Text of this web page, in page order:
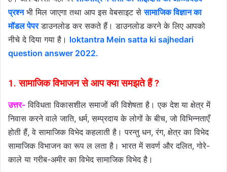
प्रश्नभी मिल जाएगा तथा आप इस वेबसाइट सेसामाजिक विज्ञान का
मॉडल पेपरडाउनलोड कर सकते हैं। डाउनलोड करने के लिए आपको
नीचे दे दिया गया है। loktantra Mein satta ki sajhedari
question answer 2022.
1. सामाजिक विभाजन से आप क्या समझते हैं ?
उत्तर- विविधता विकासशील समाजों की विशेषता है। एक देश या क्षेत्र में
निवास करने वाले जाति, धर्म, सम्प्रदाय के लोगों के बीच, जो विभिन्नताएँ
होती हैं, वे सामाजिक विभेद कहलाती है। परन्तु धन, रंग, क्षेत्र का विभेद
सामाजिक विभाजन का रूप ल लता है। भारत में सवर्ण और दलित, गोरे-
काले या गरीब-अमीर का विभेद सामाजिक विभेद है।